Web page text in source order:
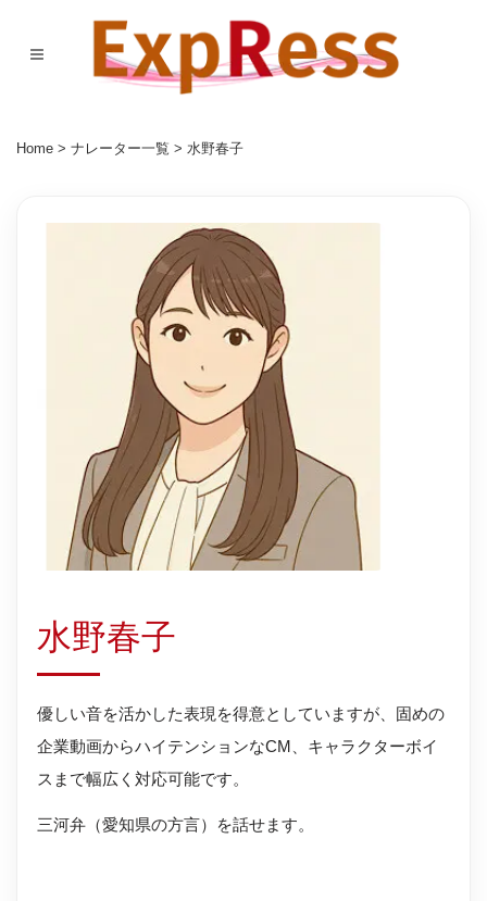
Home > ナレーター一覧 > 水野春子
水野春子
優しい音を活かした表現を得意としていますが、固めの
企業動画からハイテンションなCM、キャラクターボイ
スまで幅広く対応可能です。
三河弁（愛知県の方言）を話せます。